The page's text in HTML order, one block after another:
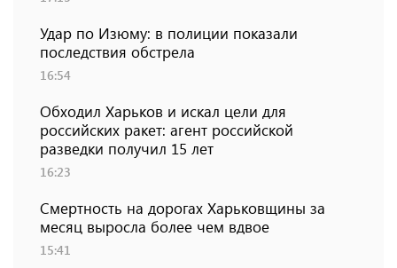
Удар по Изюму: в полиции показали
последствия обстрела
16:54
Обходил Харьков и искал цели для
российских ракет: агент российской
разведки получил 15 лет
16:23
Смертность на дорогах Харьковщины за
месяц выросла более чем вдвое
15:41